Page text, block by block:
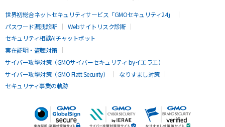
世界初総合ネットセキュリティサービス「GMOセキュリティ24」
パスワード漏洩診断
Webサイトリスク診断
セキュリティ相談AIチャットボット
実在証明・盗聴対策
サイバー攻撃対策（GMOサイバーセキュリティ byイエラエ）
サイバー攻撃対策（GMO Flatt Security）
なりすまし対策
セキュリティ事業の軌跡